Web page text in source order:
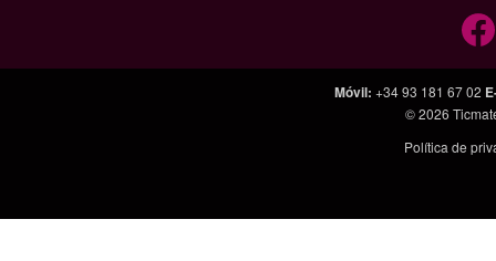
Móvil: +34 93 181 67 02
© 2026
Política de